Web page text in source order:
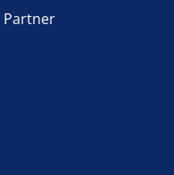
Partner